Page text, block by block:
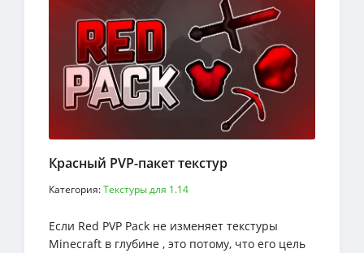
Красный PVP-пакет текстур
Категория:Текстуры для 1.14
Если Red PVP Pack не изменяет текстуры
Minecraft в глубине , это потому, что его цель